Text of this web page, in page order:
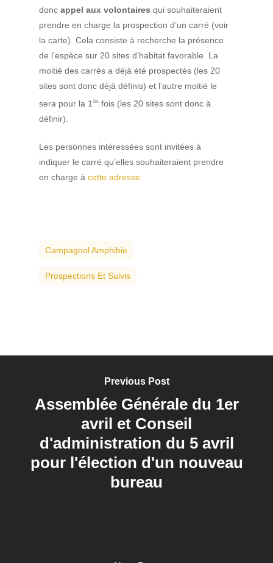
donc appel aux volontaires qui souhaiteraient
prendre en charge la prospection d’un carré (voir
la carte). Cela consiste à recherche la présence
de l’espèce sur 20 sites d’habitat favorable. La
moitié des carrés a déjà été prospectés (les 20
sites sont donc déjà définis) et l’autre moitié le
sera pour la 1 ère fois (les 20 sites sont donc à
définir).
Les personnes intéressées sont invitées à
indiquer le carré qu’elles souhaiteraient prendre
en charge à cette adresse.
Campagnol Amphibie
Prospections Et Suivis
Previous Post
Assemblée Générale du 1er
avril et Conseil
d'administration du 5 avril
pour l'élection d'un nouveau
bureau